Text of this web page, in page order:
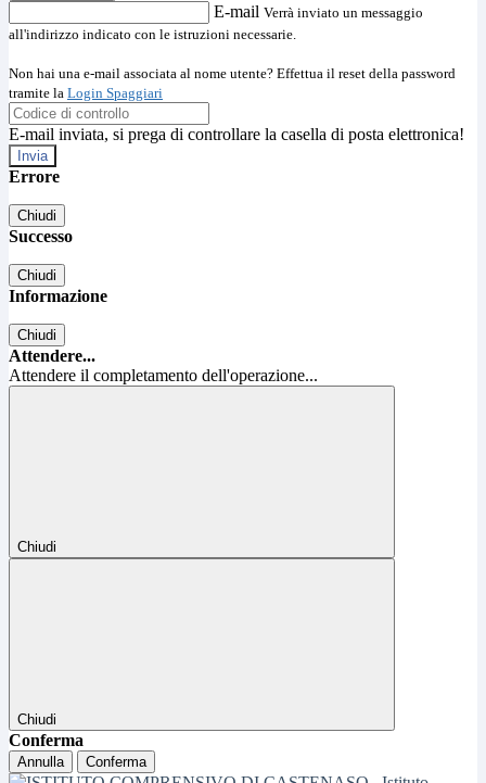
E-mail Verrà inviato un messaggio
all'indirizzo indicato con le istruzioni necessarie.
Non hai una e-mail associata al nome utente? Effettua il reset della password
tramite la Login Spaggiari
E-mail inviata, si prega di controllare la casella di posta elettronica!
Errore
Chiudi
Successo
Chiudi
Informazione
Chiudi
Attendere...
Attendere il completamento dell'operazione...
Chiudi
Chiudi
Conferma
Annulla Conferma